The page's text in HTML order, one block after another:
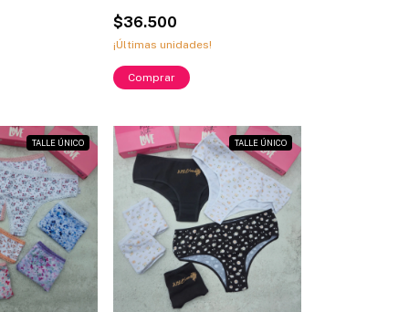
VINTAGE ART. 5072 (X
DOCENA)
$36.500
¡Últimas unidades!
TALLE ÚNICO TALLE ÚNICO